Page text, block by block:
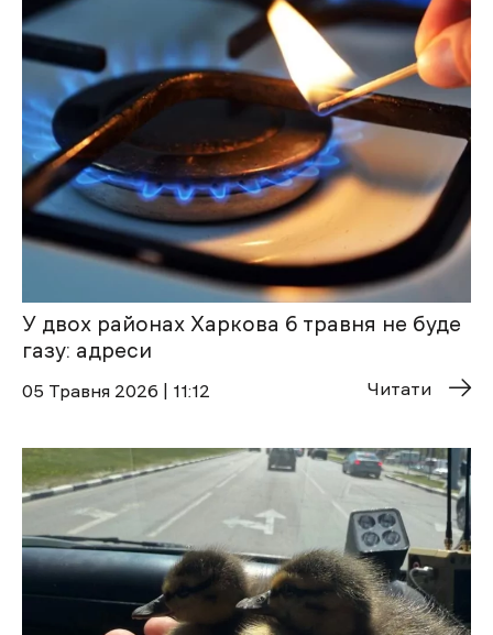
У двох районах Харкова 6 травня не буде
газу: адреси
05 Травня 2026 | 11:12 Читати